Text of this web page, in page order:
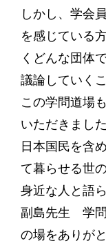
しかし、学会
を感じている
くどんな団体
議論していく
この学問道場
いただきました
日本国民を含
て暮らせる世
身近な人と語
副島先生 学
の場をありが